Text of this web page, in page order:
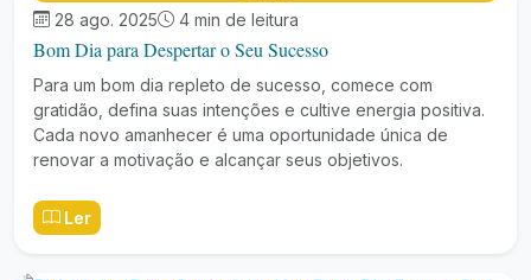
28 ago. 2025 4 min de leitura
Bom Dia para Despertar o Seu Sucesso
Para um bom dia repleto de sucesso, comece com
gratidão, defina suas intenções e cultive energia positiva.
Cada novo amanhecer é uma oportunidade única de
renovar a motivação e alcançar seus objetivos.
Ler